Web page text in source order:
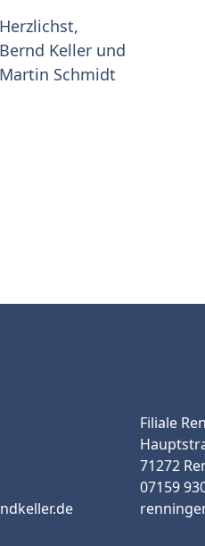
Herzlichst,
Bernd Keller und
Martin Schmidt
Filiale
71272
07159